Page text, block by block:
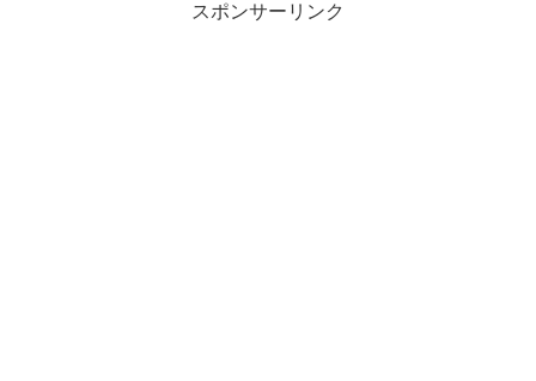
スポンサーリンク